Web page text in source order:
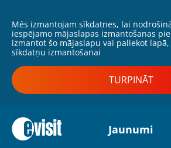
Mēs izmantojam sīkdatnes, lai
iespējamo mājaslapas izmantošanas
izmantot šo mājaslapu vai paliekot
sīkdatņu izmantošanai
TURPINĀT
Jaunumi